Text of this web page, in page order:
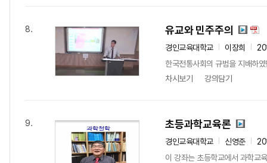
8. 유교와 민주주의
경인교육대학교 이장희
한국전통사회의 규범을 지배하
차시보기
강의담기
9. 초등과학교육론
경인교육대학교 신영준
이 강좌는 초등학교에서 과학교